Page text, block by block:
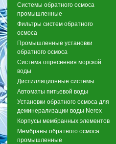
Системы обратного осмоса
промышленные
Фильтры систем обратного
осмоса
Промышленные установки
обратного осмоса
Система опреснения морской
воды
Дистилляционные системы
Автоматы питьевой воды
Установки обратного осмоса для
деминерализации воды Nerex
Корпусы мембранных элементов
Мембраны обратного осмоса
промышленные